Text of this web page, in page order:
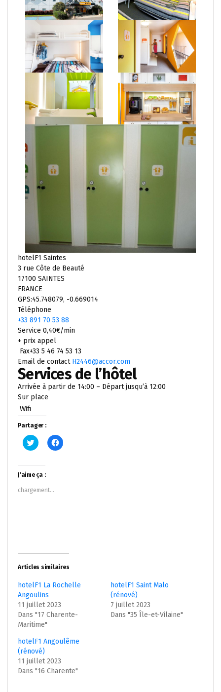
hotelF1 Saintes
3 rue Côte de Beauté
17100 SAINTES
FRANCE
GPS:45.748079, -0.669014
Téléphone
+33 891 70 53 88
Service 0,40€/min
+ prix appel
Fax+33 5 46 74 53 13
Email de contact H2446@accor.com
Services de l’hôtel
Arrivée à partir de 14:00 – Départ jusqu’à 12:00
Sur place
Wifi
Partager :
Cliquez
pour
Twitter(ouvre
dans
une
nouvelle
fenêtre)
Cliquez
pour
J’aime ça :
chargement…
Articles similaires
hotelF1 La Rochelle
Angoulins
11 juillet 2023
Dans "17 Charente-
Maritime"
hotelF1 Saint Malo
(rénové)
7 juillet 2023
Dans "35 Île-et-Vilaine"
hotelF1 Angoulême
(rénové)
11 juillet 2023
Dans "16 Charente"